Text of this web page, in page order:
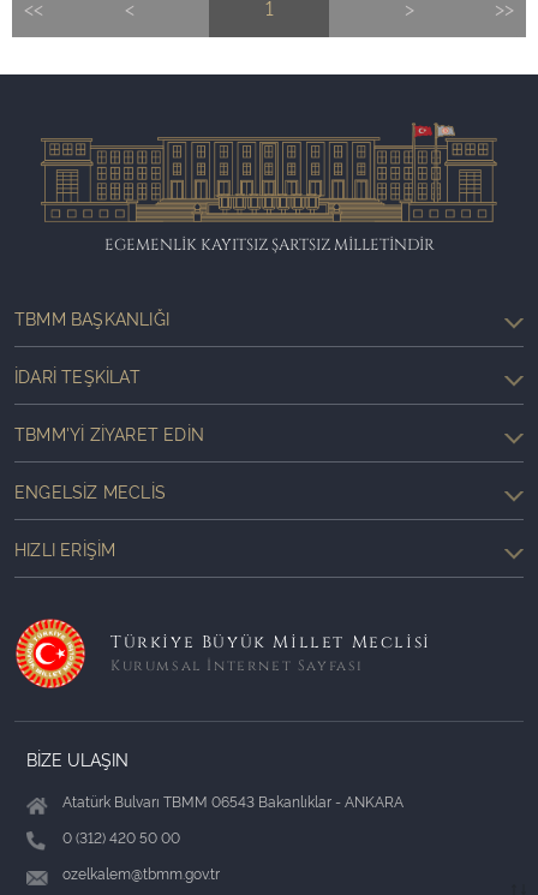
<< < 1 > >>
EGEMENLİK KAYITSIZ ŞARTSIZ MİLLETİNDİR
TBMM BAŞKANLIĞI
İDARI TEŞKILAT
TBMM'YI ZIYARET EDIN
ENGELSIZ MECLIS
HIZLI ERIŞIM
Türkiye Büyük Millet Meclisi
Kurumsal İnternet Sayfası
BİZE ULAŞIN
Atatürk Bulvarı TBMM 06543 Bakanlıklar - ANKARA
0 (312) 420 50 00
ozelkalem@tbmm.gov.tr